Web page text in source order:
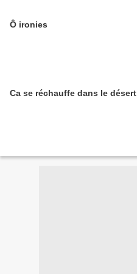
Ô ironies
Ca se réchauffe dans le désert